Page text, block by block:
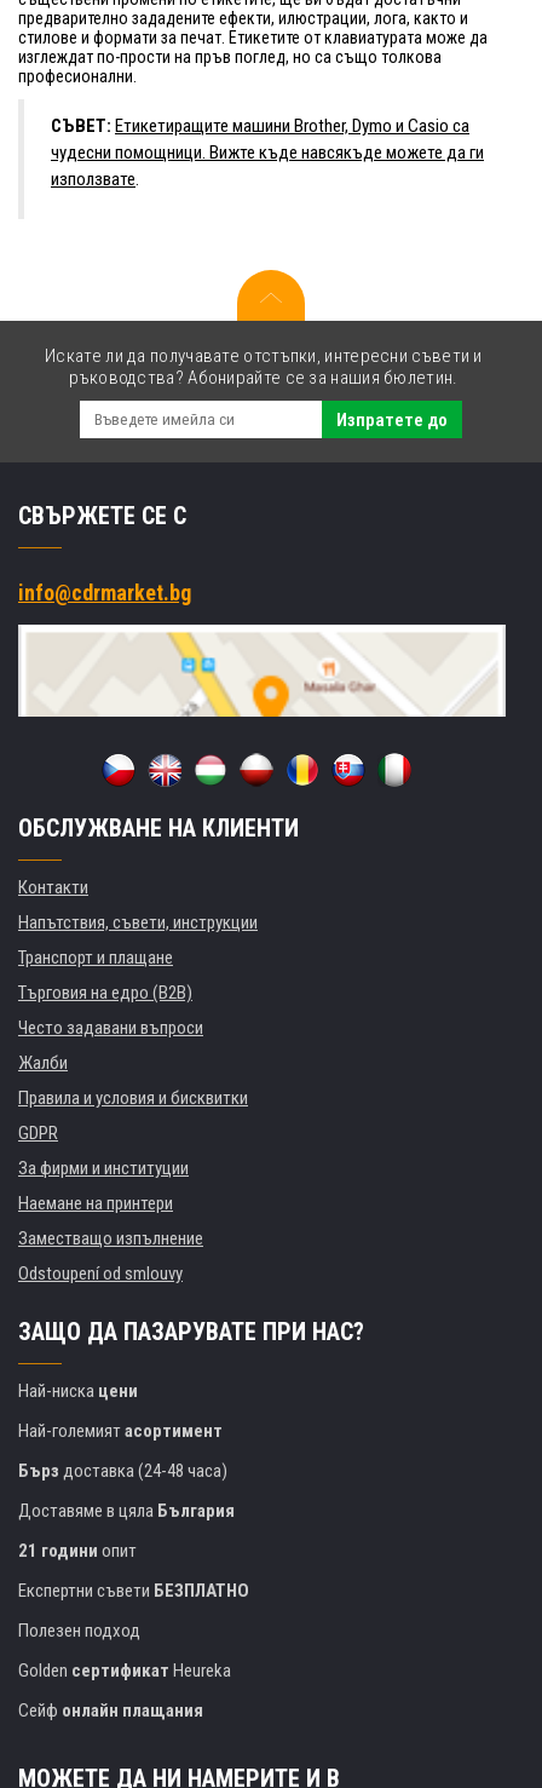
предварително зададените ефекти, илюстрации, лога, както и
стилове и формати за печат. Етикетите от клавиатурата може да
изглеждат по-прости на пръв поглед, но са също толкова
професионални.
СЪВЕТ: Етикетиращите машини Brother, Dymo и Casio са
чудесни помощници. Вижте къде навсякъде можете да ги
използвате.
Искате ли да получавате отстъпки, интересни съвети и
ръководства? Абонирайте се за нашия бюлетин.
Изпратете до
СВЪРЖЕТЕ СЕ С
info@cdrmarket.bg
ОБСЛУЖВАНЕ НА КЛИЕНТИ
Контакти
Напътствия, съвети, инструкции
Транспорт и плащане
Търговия на едро (B2B)
Често задавани въпроси
Жалби
Правила и условия и бисквитки
GDPR
За фирми и институции
Наемане на принтери
Заместващо изпълнение
Odstoupení od smlouvy
ЗАЩО ДА ПАЗАРУВАТЕ ПРИ НАС?
Най-ниска цени
Най-големиятасортимент
Бърз доставка (24-48 часа)
Доставяме в цяла България
21 години опит
Експертни съвети БЕЗПЛАТНО
Полезен подход
Golden сертификат Heureka
Сейф онлайн плащания
МОЖЕТЕ ДА НИ НАМЕРИТЕ И В